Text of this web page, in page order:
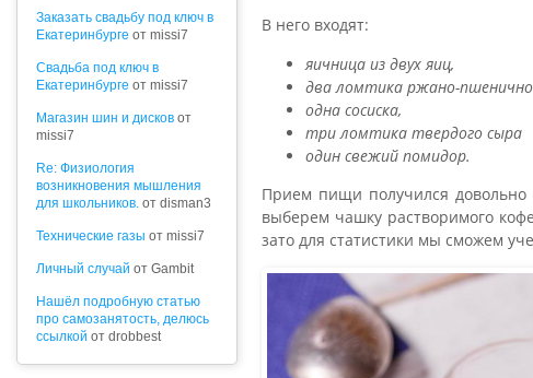
Заказать свадьбу под ключ в
Екатеринбурге от missi7
Cвадьба под ключ в
Екатеринбурге от missi7
Магазин шин и дисков от
missi7
Re: Физиология
возникновения мышления
для школьников. от disman3
Технические газы от missi7
Личный случай от Gambit
Нашёл подробную статью
про самозанятость, делюсь
ссылкой от drobbest
В него входят:
яичница из двух яиц,
два ломтика ржано-
одна сосиска,
три ломтика твердого сыра
один свежий помидор.
Прием пищи получился довольно
выберем чашку растворимого
зато для статистики мы сможем